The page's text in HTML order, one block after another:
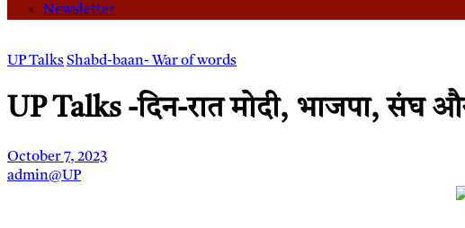
Newsletter
UP TalksShabd-baan- War of words
UP Talks -दिन-रात मोदी, भाजपा, संघ
October 7, 2023
admin@UP